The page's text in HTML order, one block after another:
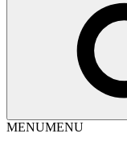
MENUMENU